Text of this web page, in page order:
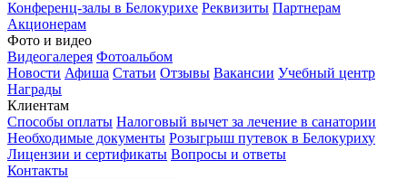
Конференц-залы в Белокурихе Реквизиты Партнерам
Акционерам
Фото и видео
Видеогалерея Фотоальбом
Новости Афиша Статьи Отзывы Вакансии Учебный центр
Награды
Клиентам
Способы оплаты Налоговый вычет за лечение в санатории
Необходимые документы Розыгрыш путевок в Белокуриху
Лицензии и сертификаты Вопросы и ответы
Контакты